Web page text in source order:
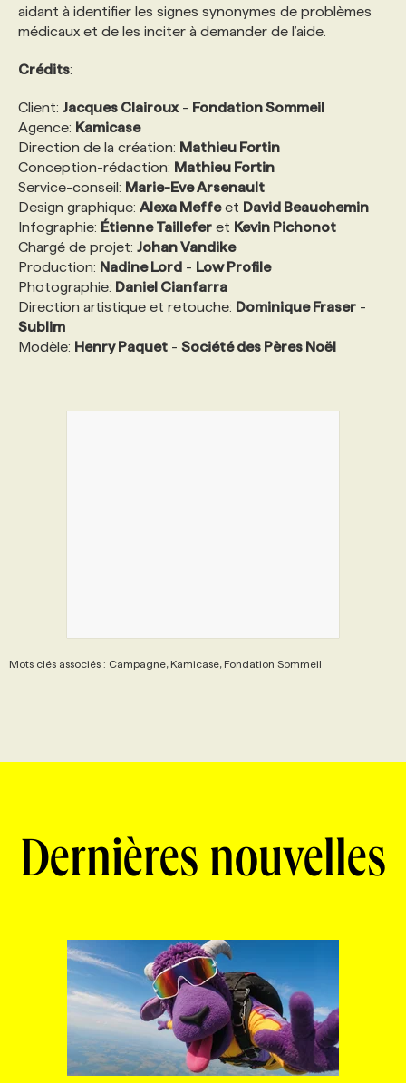
ANNONCEZ AVEC NOUS
aidant à identifier les signes synonymes de problèmes
médicaux et de les inciter à demander de l’aide.
Crédits:
Client: Jacques Clairoux - Fondation Sommeil
Agence: Kamicase
Direction de la création: Mathieu Fortin
Conception-rédaction: Mathieu Fortin
Service-conseil: Marie-Eve Arsenault
Design graphique: Alexa Meffeet David Beauchemin
Infographie: Étienne Taillefer et Kevin Pichonot
Chargé de projet: Johan Vandike
Production: Nadine Lord - Low Profile
Photographie: Daniel Cianfarra
Direction artistique et retouche: Dominique Fraser -
Sublim
Modèle: Henry Paquet - Société des Pères Noël
Mots clés associés : Campagne, Kamicase, Fondation Sommeil
Dernières nouvelles